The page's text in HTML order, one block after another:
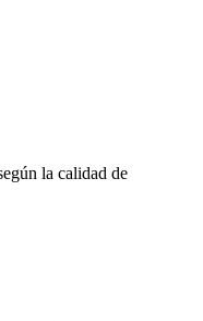
la calidad de